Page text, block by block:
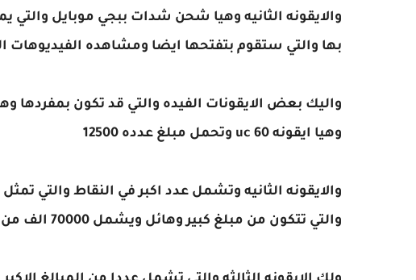
والايقونه الثانيه وهيا شحن شدات ببجي موبايل والتي
بها والتي ستقوم بتفتحها ايضا ومشاهده الفيديوهات
واليك بعض الايقونات الفيده والتي قد تكون بمفردها
وهيا ايقونه 60 uc وتحمل مبلغ عدده 12500
والتي تتكون من مبلغ كبير وهائل ويشمل 70000 الف من النقاط